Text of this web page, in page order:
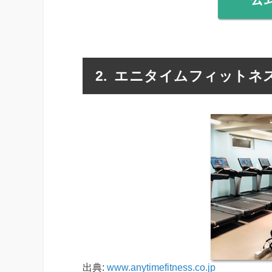
エニタイムフィットネ
出典: www.anytimefitness.co.jp